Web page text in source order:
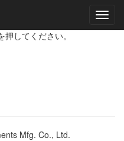
してください。
Mfg. Co., Ltd.